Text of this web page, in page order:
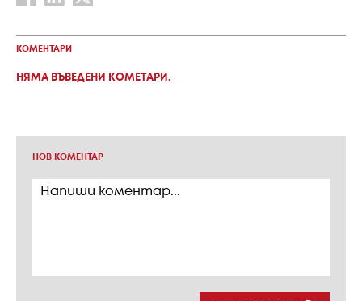
КОМЕНТАРИ
НЯМА ВЪВЕДЕНИ КОМЕТАРИ.
НОВ КОМЕНТАР